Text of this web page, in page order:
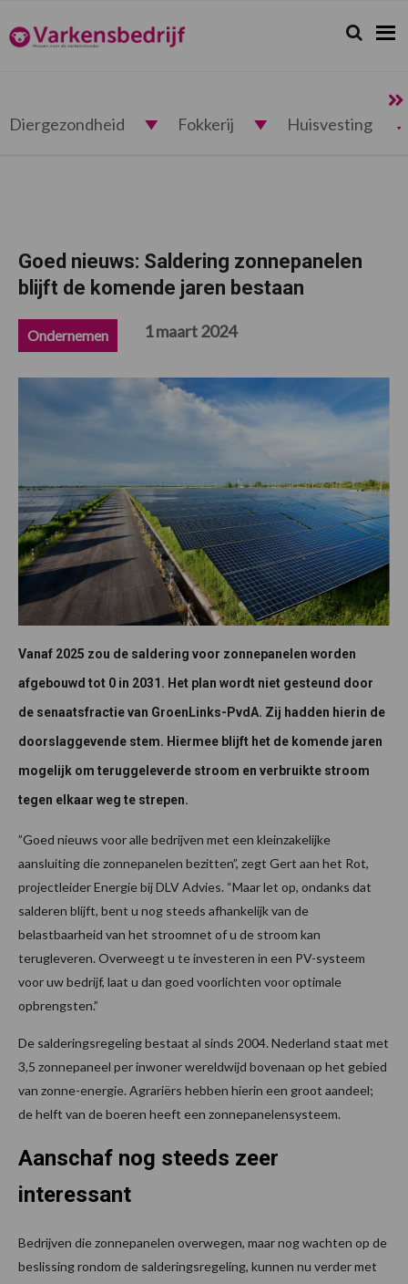
de
hoofdnavigatie
de
hoofd
de
eerste
de
voettekst
Varkensbedrijf.nl Zoeken...
Zoek
Diergezondheid Fokkerij Huisvesting
Goed nieuws: Saldering zonnepanelen
blijft de komende jaren bestaan
Ondernemen 1 maart 2024
Vanaf 2025 zou de saldering voor zonnepanelen worden
afgebouwd tot 0 in 2031. Het plan wordt niet gesteund door
de senaatsfractie van GroenLinks-PvdA. Zij hadden hierin de
doorslaggevende stem. Hiermee blijft het de komende jaren
mogelijk om teruggeleverde stroom en verbruikte stroom
tegen elkaar weg te strepen.
”Goed nieuws voor alle bedrijven met een kleinzakelijke
aansluiting die zonnepanelen bezitten”, zegt Gert aan het Rot,
projectleider Energie bij DLV Advies. “Maar let op, ondanks dat
salderen blijft, bent u nog steeds afhankelijk van de
belastbaarheid van het stroomnet of u de stroom kan
terugleveren. Overweegt u te investeren in een PV-systeem
voor uw bedrijf, laat u dan goed voorlichten voor optimale
opbrengsten.”
De salderingsregeling bestaat al sinds 2004. Nederland staat met
3,5 zonnepaneel per inwoner wereldwijd bovenaan op het gebied
van zonne-energie. Agrariërs hebben hierin een groot aandeel;
de helft van de boeren heeft een zonnepanelensysteem.
Aanschaf nog steeds zeer
interessant
Bedrijven die zonnepanelen overwegen, maar nog wachten op de
beslissing rondom de salderingsregeling, kunnen nu verder met